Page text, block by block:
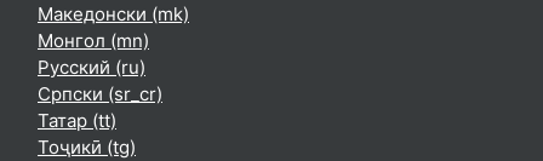
Македонски ‎(mk)‎
Монгол ‎(mn)‎
Русский ‎(ru)‎
Српски ‎(sr_cr)‎
Татар ‎(tt)‎
Тоҷикӣ ‎(tg)‎